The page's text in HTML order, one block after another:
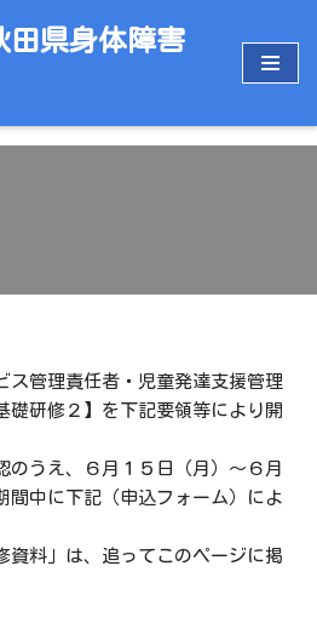
県身体障害
管理責任者・児童発達支援管理
礎研修２】を下記要領等により開
うえ、６月１５日（月）～６月
間中に下記（申込フォーム）によ
料」は、追ってこのページに掲